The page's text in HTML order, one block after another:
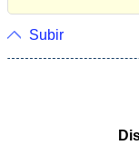
Subir